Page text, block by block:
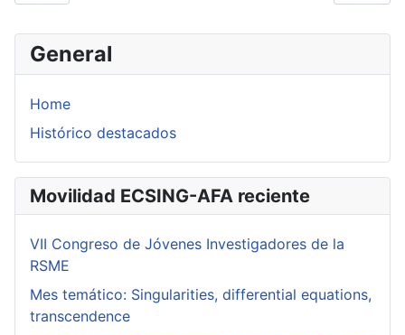
General
Home
Histórico destacados
Movilidad ECSING-AFA reciente
VII Congreso de Jóvenes Investigadores de la
RSME
Mes temático: Singularities, differential equations,
transcendence